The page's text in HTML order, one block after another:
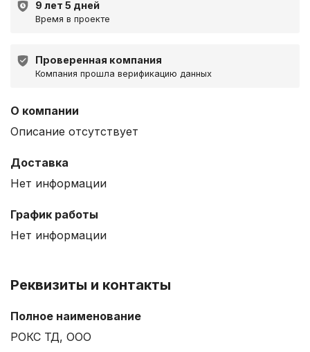
9 лет 5 дней
Время в проекте
Проверенная компания
Компания прошла верификацию данных
О компании
Описание отсутствует
Доставка
Нет информации
График работы
Нет информации
Реквизиты и контакты
Полное наименование
РОКС ТД, ООО